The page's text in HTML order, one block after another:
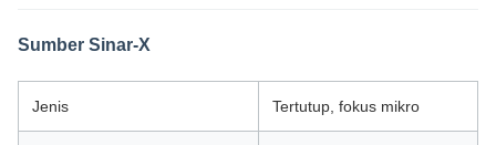
Sumber Sinar-X
Jenis Tertutup, fokus mikro